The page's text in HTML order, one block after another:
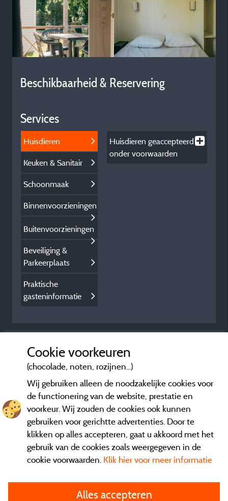
Beschikbaarheid & Reservering
Services
Huisdieren
Keuken & Sanitair
Schoonmaak
Binnenvoorzieningen
Buitenvoorzieningen
Beveiliging &
Parkeerplaats
Praktische
gasteninformatie
Huisdierengeaccepteerd
onder voorwaarden
General terms of use
Cookie voorkeuren
(chocolade, noten, rozijnen...)
Wij gebruiken alleen de noodzakelijke cookies voor
de functionering van de website, prestatie en
voorkeur. Wij zouden de cookies ook kunnen
gebruiken voor gerichtte advertenties. Door te
klikken op alles accepteren, gaat u akkoord met het
gebruik van de cookies zoals weergegeven in de
cookie voorwaarden. Klik hier voor meer informatie
Alles accepteren